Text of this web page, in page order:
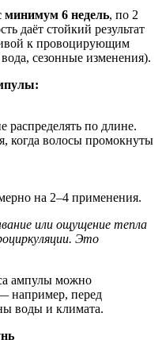
минимум 6 недель, по 2
даёт стойкий результат
к провоцирующим
сезонные изменения).
по длине.
когда волосы промокнуты
на 2–4 применения.
или ощущение тепла
Это
ампулы можно
например, перед
воды и климата.